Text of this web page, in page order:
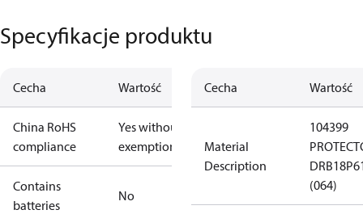
Specyfikacje produktu
Cecha Wartość
China RoHS
compliance
Yes without
exemptions
Contains
batteries
No
Cecha Wartość
Material
Description
104399
(064)